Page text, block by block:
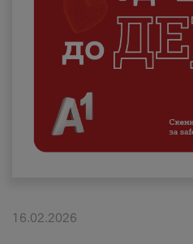
Деловни
Поддршка
Надополни кредит
Плати сметка
#ПодобарОнлајн
16.02.2026